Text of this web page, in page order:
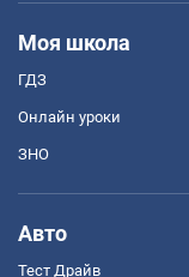
Моя школа
ГДЗ
Онлайн уроки
ЗНО
Авто
Тест Драйв